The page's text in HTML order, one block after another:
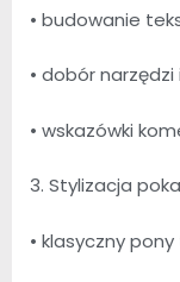
• budowanie
• dobór
• wskazówki
3. Stylizacja
• klasyczny